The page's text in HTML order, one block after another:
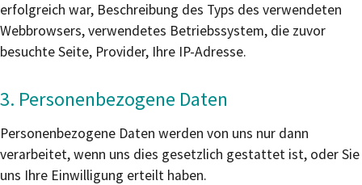
erfolgreich war, Beschreibung des Typs des verwendeten
Webbrowsers, verwendetes Betriebssystem, die zuvor
besuchte Seite, Provider, Ihre IP-Adresse.
3. Personenbezogene Daten
Personenbezogene Daten werden von uns nur dann
verarbeitet, wenn uns dies gesetzlich gestattet ist, oder Sie
uns Ihre Einwilligung erteilt haben.